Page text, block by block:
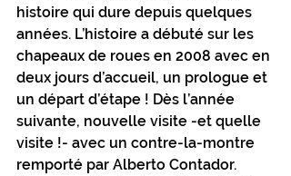
histoire qui dure depuis quelques
années. L’histoire a débuté sur les
chapeaux de roues en 2008 avec en
deux jours d’accueil, un prologue et
un départ d’étape ! Dès l’année
suivante, nouvelle visite -et quelle
visite !- avec un contre-la-montre
remporté par Alberto Contador.